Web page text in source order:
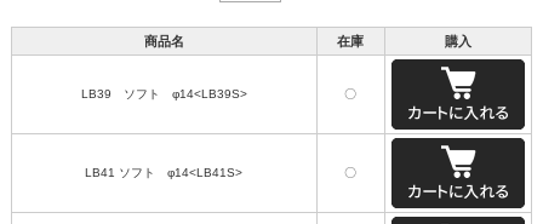
商品名 在庫 購入
LB39 ソフト φ14<LB39S> 〇
LB41 ソフト φ14<LB41S> 〇